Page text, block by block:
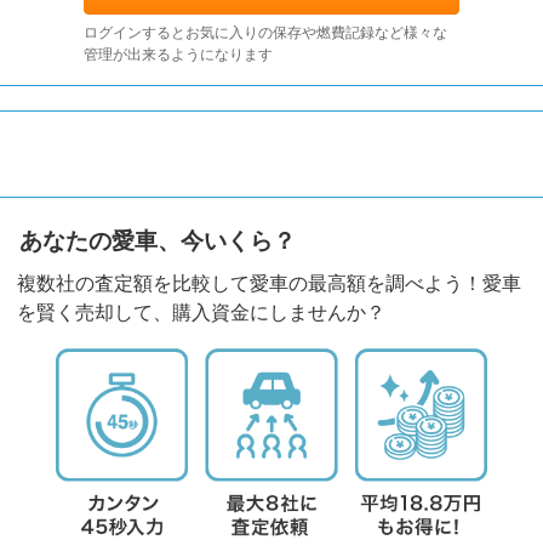
ログインするとお気に入りの保存や燃費記録など様々な
管理が出来るようになります
あなたの愛車、今いくら？
複数社の査定額を比較して愛車の最高額を調べよう！愛車
を賢く売却して、購入資金にしませんか？